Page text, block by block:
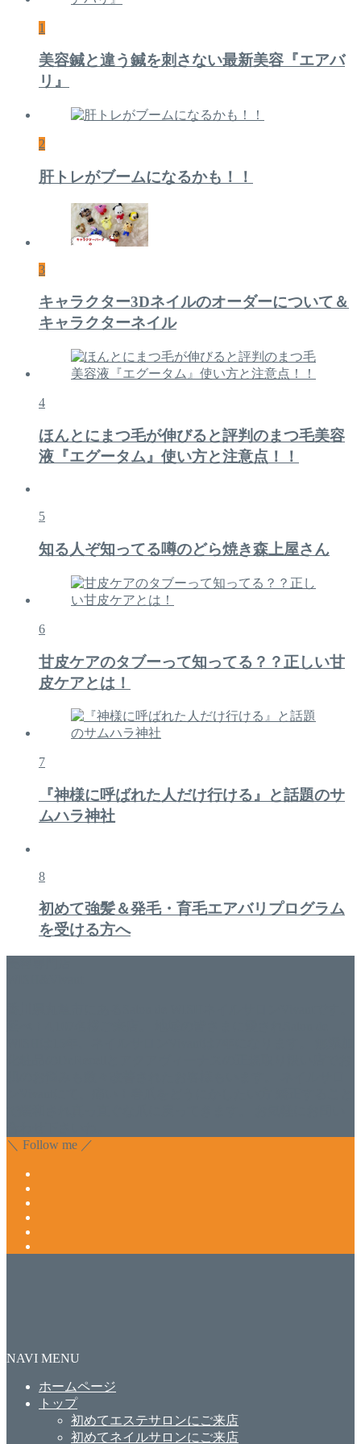
1
美容鍼と違う鍼を刺さない最新美容『エアバ
リ』
2
肝トレがブームになるかも！！
3
キャラクター3Dネイルのオーダーについて＆
キャラクターネイル
4
ほんとにまつ毛が伸びると評判のまつ毛美容
液『エグータム』使い方と注意点！！
5
知る人ぞ知ってる噂のどら焼き森上屋さん
6
甘皮ケアのタブーって知ってる？？正しい甘
皮ケアとは！
7
『神様に呼ばれた人だけ行ける』と話題のサ
ムハラ神社
8
初めて強髪＆発毛・育毛エアバリプログラム
を受ける方へ
＼ Follow me ／
NAVI MENU
ホームページ
トップ
初めてエステサロンにご来店
初めてネイルサロンにご来店